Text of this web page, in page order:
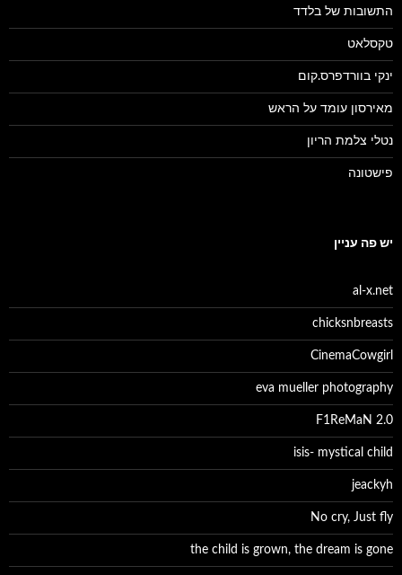
התשובות של בלדד
טקסלאט
ינקי בוורדפרס.קום
מאירסון עומד על הראש
נטלי צלמת הריון
פישטונה
יש פה עניין
al-x.net
chicksnbreasts
CinemaCowgirl
eva mueller photography
F1ReMaN 2.0
isis- mystical child
jeackyh
No cry, Just fly
the child is grown, the dream is gone